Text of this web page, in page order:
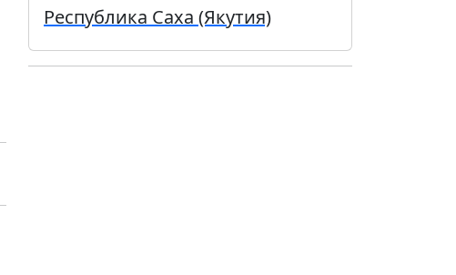
Республика Саха (Якутия)